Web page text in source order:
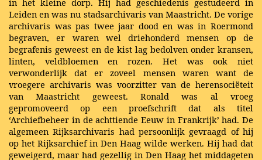
in het kleine dorp. Hij had geschiedenis gestudeerd in
Leiden en was nu stadsarchivaris van Maastricht. De vorige
archivaris was pas twee jaar dood en was in Roermond
begraven, er waren wel driehonderd mensen op de
begrafenis geweest en de kist lag bedolven onder kransen,
linten, veldbloemen en rozen. Het was ook niet
verwonderlijk dat er zoveel mensen waren want de
vroegere archivaris was voorzitter van de herensociëteit
van Maastricht geweest. Ronald was al vroeg
gepromoveerd op een proefschrift dat als titel
‘Archiefbeheer in de achttiende Eeuw in Frankrijk’ had. De
algemeen Rijksarchivaris had persoonlijk gevraagd of hij
op het Rijksarchief in Den Haag wilde werken. Hij had dat
geweigerd, maar had gezellig in Den Haag het middageten